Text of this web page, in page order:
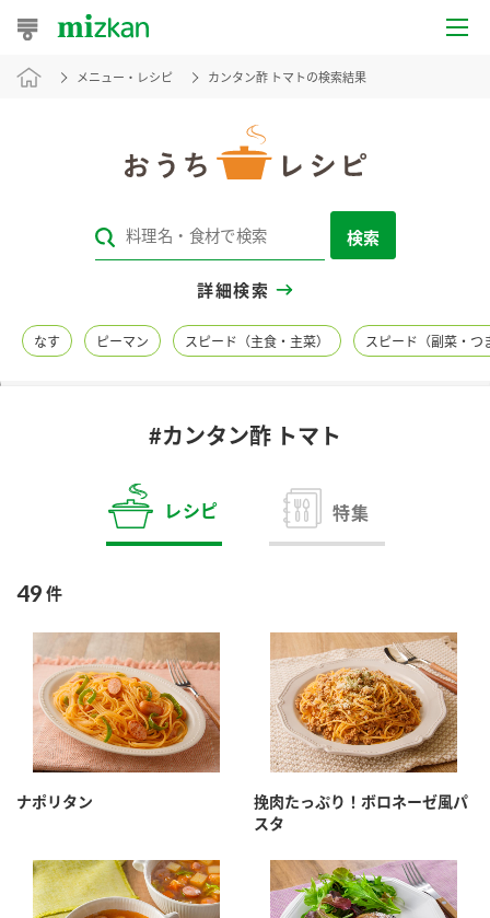
おうちレシピ
レシピカテゴリ一覧
レシピ名特集
商品カテゴリ
お酢ドリンク ぽん酢
みりん風・料理酒 鍋用調味料
ブランド・スペシャルサイト
ブランド・スペシャルサイト トップ
商品ブランドサイト
カンタン酢
お酢ドリンク
企業情報
ミツカングループについて
メニュー・レシピ カンタン酢 トマトの検索結果
検索
詳細検索
なす ピーマン スピード（主食・主菜） スピード（副菜・つ
#カンタン酢 トマト
レシピ 特集
49 件
ナポリタン
挽肉たっぷり！ボロネーゼ風パ
スタ